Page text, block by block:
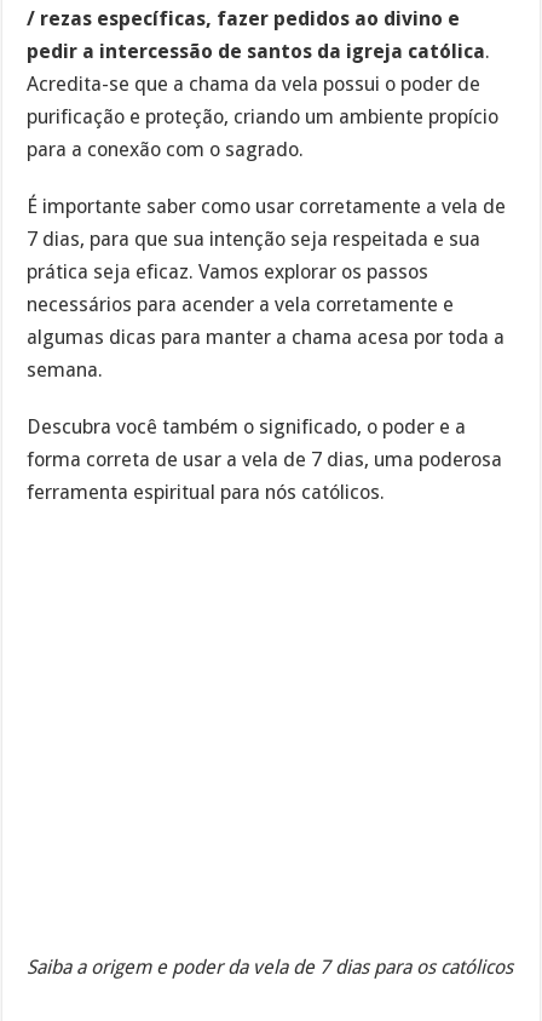
/ rezas específicas, fazer pedidos ao divino e
pedir a intercessão de santos da igreja católica.
Acredita-se que a chama da vela possui o poder de
purificação e proteção, criando um ambiente propício
para a conexão com o sagrado.
É importante saber como usar corretamente a vela de
7 dias, para que sua intenção seja respeitada e sua
prática seja eficaz. Vamos explorar os passos
necessários para acender a vela corretamente e
algumas dicas para manter a chama acesa por toda a
semana.
Descubra você também o significado, o poder e a
forma correta de usar a vela de 7 dias, uma poderosa
ferramenta espiritual para nós católicos.
Saiba a origem e poder da vela de 7 dias para os católicos